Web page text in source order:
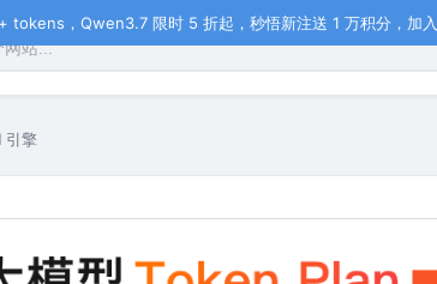
tokens，Qwen3.7 限时 5 折起，秒悟新注送 1 万积分，加
引擎